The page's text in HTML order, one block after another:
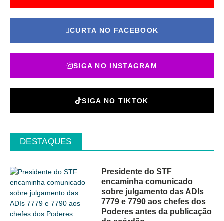
CURTA NO FACEBOOK
SIGA NO INSTAGRAM
SIGA NO TIKTOK
DESTAQUES
Presidente do STF
encaminha comunicado
sobre julgamento das ADIs
7779 e 7790 aos chefes dos
Poderes antes da publicação